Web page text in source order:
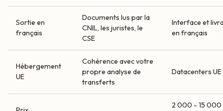
Sortie en
français
Documents lus par la
CNIL, les juristes, le
CSE
Interface et
en français
Hébergement
UE
Cohérence avec votre
propre analyse de
transferts
Datacenters UE
2 000 - 15 000